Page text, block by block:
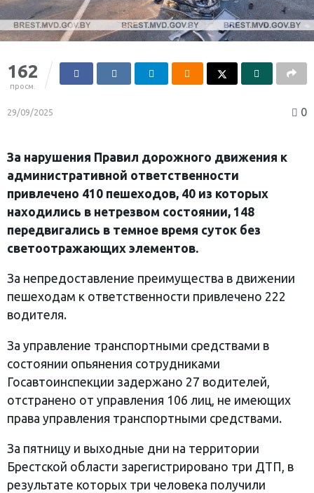
162
просм.
29/09/2025 0
За нарушения Правил дорожного движения к
административной ответственности
привлечено 410 пешеходов, 40 из которых
находились в нетрезвом состоянии, 148
передвигались в темное время суток без
светоотражающих элементов.
За непредоставление преимущества в движении
пешеходам к ответственности привлечено 222
водителя.
За управление транспортными средствами в
состоянии опьянения сотрудниками
Госавтоинспекции задержано 27 водителей,
отстранено от управления 106 лиц, не имеющих
права управления транспортными средствами.
За пятницу и выходные дни на территории
Брестской области зарегистрировано три ДТП, в
результате которых три человека получили